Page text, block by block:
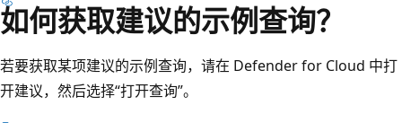
如何获取建议的示例查询？
若要获取某项建议的示例查询，请在 Defender for Cloud 中打
开建议，然后选择“打开查询”。